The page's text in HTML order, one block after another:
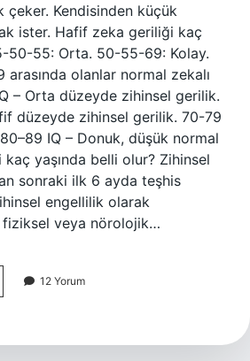
çeker. Kendisinden küçük
ister. Hafif zeka geriliği kaç
50-55: Orta. 50-55-69: Kolay.
olanlar normal zekalı
– Orta düzeyde zihinsel gerilik.
düzeyde zihinsel gerilik. 70-79
80–89 IQ – Donuk, düşük normal
yaşında belli olur? Zihinsel
sonraki ilk 6 ayda teşhis
engellilik olarak
fiziksel veya nörolojik…
12 Yorum